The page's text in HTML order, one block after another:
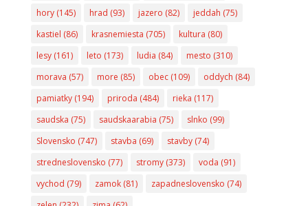
hory(145) hrad (93) jazero (82) jeddah (75)
kastiel (86) krasnemiesta (705) kultura (80)
lesy(161) leto (173) ludia (84) mesto (310)
morava (57) more (85) obec(109) oddych (84)
pamiatky(194) priroda (484) rieka (117)
saudska (75) saudskaarabia (75) slnko (99)
Slovensko (747) stavba (69) stavby(74)
stredneslovensko (77) stromy(373) voda (91)
vychod (79) zamok(81) zapadneslovensko (74)